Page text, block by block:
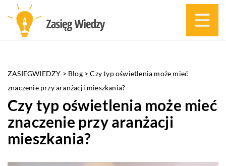
ZASIEGWIEDZY > Blog>Czy typ oświetlenia może mieć
znaczenie przy aranżacji mieszkania?
Czy typ oświetlenia może mieć
znaczenie przy aranżacji
mieszkania?